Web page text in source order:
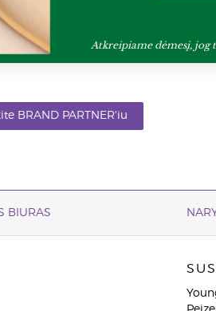
Atkreipiame dėmesį, jog
BRAND PARTNER'iu
BIURAS